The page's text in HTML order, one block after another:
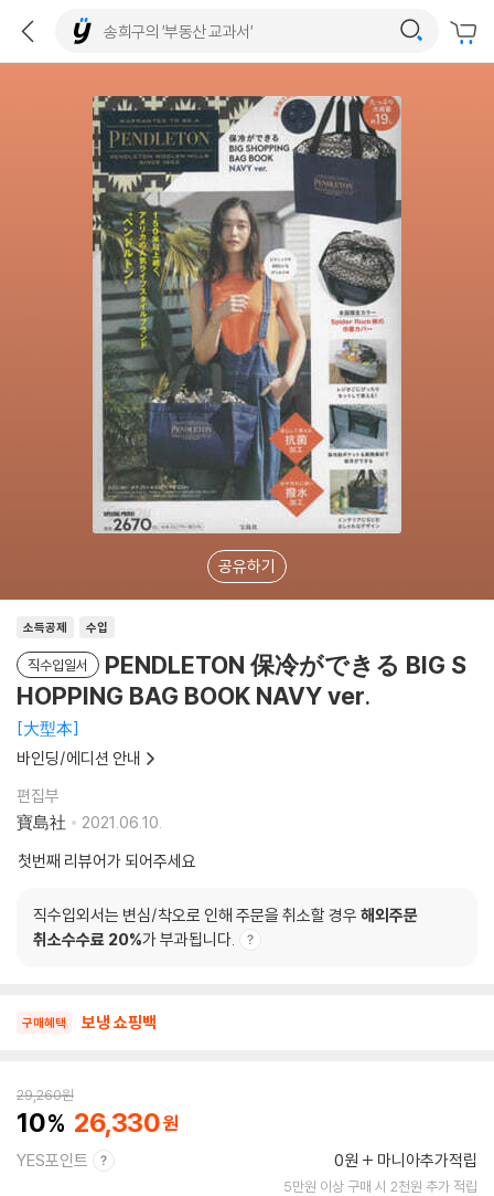
공유하기
소득공제 수입
직수입일서
PENDLETON 保冷ができる BIG S
HOPPING BAG BOOK NAVY ver.
大型本
바인딩/에디션 안내
편집부
寶島社
2021.06.10.
첫번째 리뷰어가 되어주세요
직수입외서는 변심/착오로 인해 주문을 취소할 경우 해외주문
취소수수료 20%가 부과됩니다.
구매혜택 보냉 쇼핑백
29,260원
10 26,330
YES포인트 0원 마니아추가적립
5만원 이상 구매 시 2천원 추가 적립